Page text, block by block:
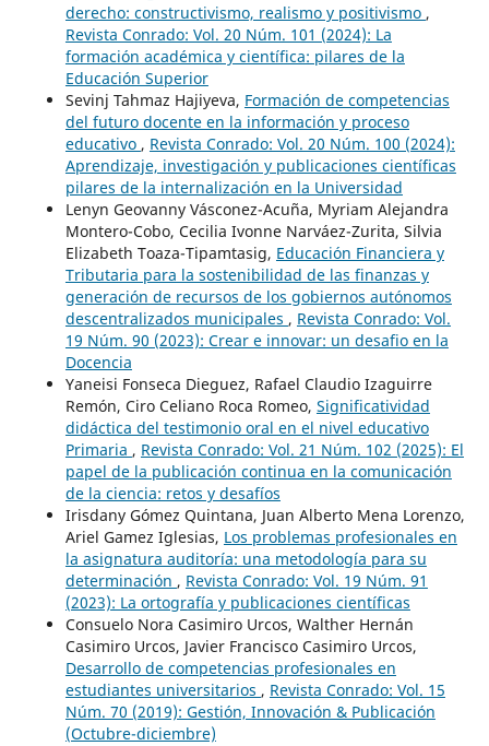
derecho: constructivismo, realismo y positivismo ,
Revista Conrado: Vol. 20 Núm. 101 (2024): La
formación académica y científica: pilares de la
Educación Superior
Sevinj Tahmaz Hajiyeva, Formación de competencias
del futuro docente en la información y proceso
educativo , Revista Conrado: Vol. 20 Núm. 100 (2024):
Aprendizaje, investigación y publicaciones científicas
pilares de la internalización en la Universidad
Lenyn Geovanny Vásconez-Acuña, Myriam Alejandra
Montero-Cobo, Cecilia Ivonne Narváez-Zurita, Silvia
Elizabeth Toaza-Tipamtasig, Educación Financiera y
Tributaria para la sostenibilidad de las finanzas y
generación de recursos de los gobiernos autónomos
descentralizados municipales , Revista Conrado: Vol.
19 Núm. 90 (2023): Crear e innovar: un desafio en la
Docencia
Yaneisi Fonseca Dieguez, Rafael Claudio Izaguirre
Remón, Ciro Celiano Roca Romeo, Significatividad
didáctica del testimonio oral en el nivel educativo
Primaria , Revista Conrado: Vol. 21 Núm. 102 (2025): El
papel de la publicación continua en la comunicación
de la ciencia: retos y desafíos
Irisdany Gómez Quintana, Juan Alberto Mena Lorenzo,
Ariel Gamez Iglesias, Los problemas profesionales en
la asignatura auditoría: una metodología para su
determinación , Revista Conrado: Vol. 19 Núm. 91
(2023): La ortografía y publicaciones científicas
Consuelo Nora Casimiro Urcos, Walther Hernán
Casimiro Urcos, Javier Francisco Casimiro Urcos,
Desarrollo de competencias profesionales en
estudiantes universitarios , Revista Conrado: Vol. 15
Núm. 70 (2019): Gestión, Innovación & Publicación
(Octubre-diciembre)